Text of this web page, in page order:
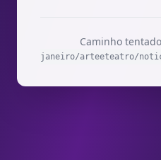
Caminho
janeiro/arteeteatro/